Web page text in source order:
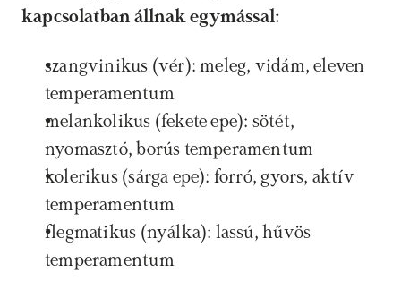
kapcsolatban állnak egymással:
szangvinikus (vér): meleg, vidám, eleven
temperamentum
melankolikus (fekete epe): sötét,
nyomasztó, borús temperamentum
kolerikus (sárga epe): forró, gyors, aktív
temperamentum
flegmatikus (nyálka): lassú, hűvös
temperamentum